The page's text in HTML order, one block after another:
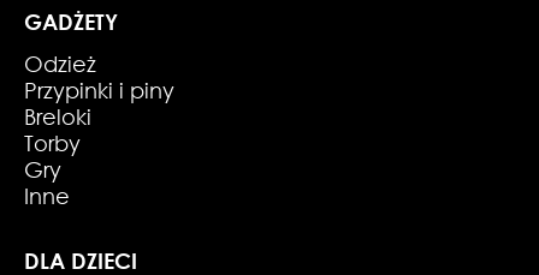
GADŻETY
Odzież
Przypinki i piny
Breloki
Torby
Gry
Inne
DLA DZIECI